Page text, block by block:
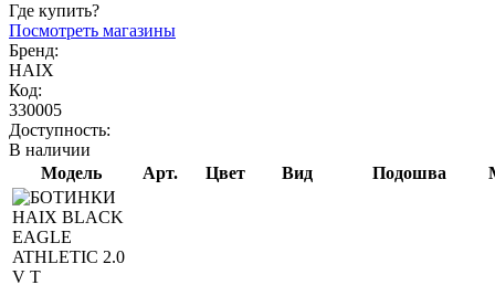
Где купить?
Посмотреть магазины
Бренд:
HAIX
Код:
330005
Доступность:
В наличии
Модель
Арт. Цвет Вид Подошва